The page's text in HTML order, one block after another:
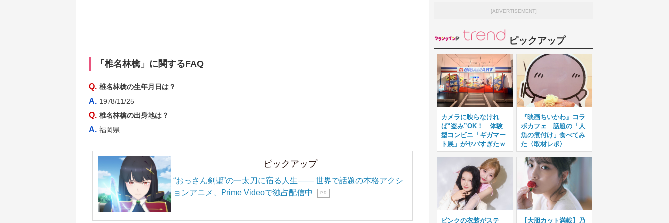
「椎名林檎」に関するFAQ
Q. 椎名林檎の生年月日は？
A. 1978/11/25
Q. 椎名林檎の出身地は？
A. 福岡県
ピックアップ
“おっさん剣聖”の一太刀に宿る人生―― 世界で話題の本格アクシ
ョンアニメ、Prime Videoで独占配信中
P R
[ADVERTISEMENT]
ピックアップ
カメラに映らなけれ
ば“盗み”OK！ 体験
型コンビニ「ギガマー
ト展」がヤバすぎたｗ
『映画ちいかわ』コラ
ボカフェ 話題の「人
魚の煮付け」食べてみ
た〈取材レポ〉
ピンクの衣装がステ 【大胆カット満載】乃